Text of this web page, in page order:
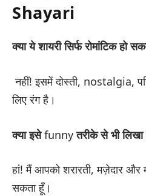
Shayari
क्या ये शायरी सिर्फ रोमांटिक हो
नहीं! इसमें दोस्ती, nostalgia,
लिए रंग है।
क्या इसेfunnyतरीके से भी
हां! मैं आपको शरारती, मज़ेदार और
सकता हूँ।